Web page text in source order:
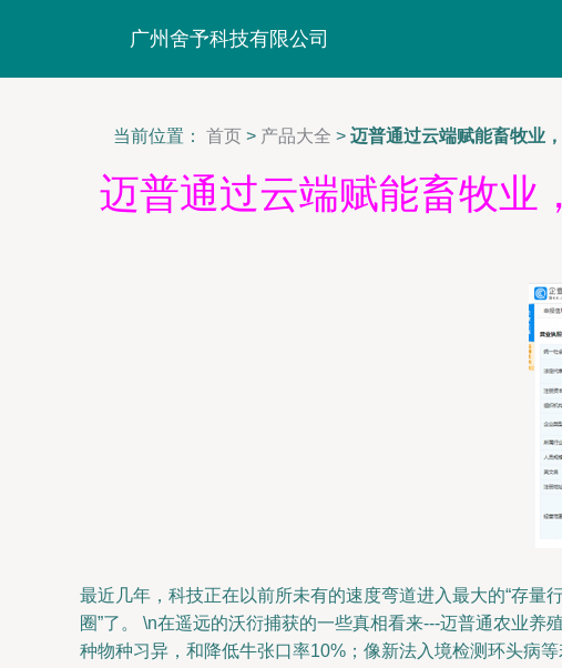
广州舍予科技有限公司
当前位置： 首页 > 产品大全 > 迈普通过云端赋能畜牧业
迈普通过云端赋能畜牧业
最近几年，科技正在以前所未有的速度弯道进入最大的“存量
圈”了。 \n在遥远的沃衍捕获的一些真相看来---迈普通农业
种物种习异，和降低牛张口率10%；像新法入境检测环头病